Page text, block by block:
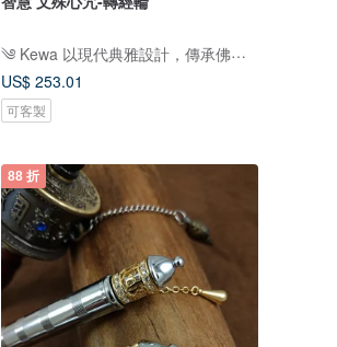
༄ Kewa 以現代典雅設計，傳承佛教文化之美༄
US$ 253.01
可客製
88 折